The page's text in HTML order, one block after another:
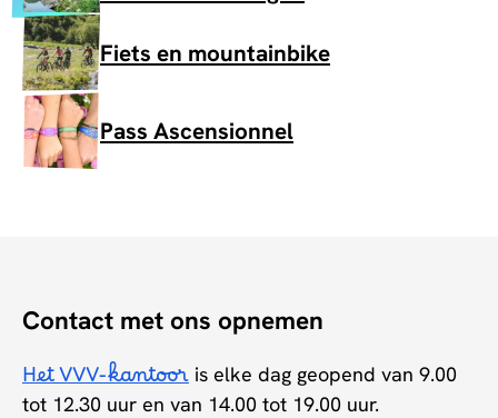
Fiets en mountainbike
Pass Ascensionnel
Contact met ons opnemen
Het VVV-kantoor is elke dag geopend van 9.00
tot 12.30 uur en van 14.00 tot 19.00 uur.